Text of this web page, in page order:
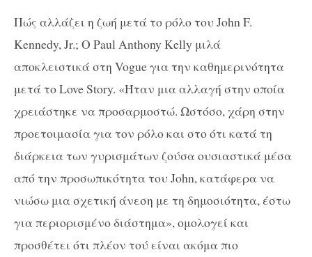
Πώς αλλάζει η ζωή μετά το ρόλο του John F.
Kennedy, Jr.; Ο Paul Anthony Kelly μιλά
αποκλειστικά στη Vogue για την καθημερινότητα
μετά το Love Story. «Ήταν μια αλλαγή στην οποία
χρειάστηκε να προσαρμοστώ. Ωστόσο, χάρη στην
προετοιμασία για τον ρόλο και στο ότι κατά τη
διάρκεια των γυρισμάτων ζούσα ουσιαστικά μέσα
από την προσωπικότητα του John, κατάφερα να
νιώσω μια σχετική άνεση με τη δημοσιότητα, έστω
για περιορισμένο διάστημα», ομολογεί και
προσθέτει ότι πλέον τού είναι ακόμα πιο